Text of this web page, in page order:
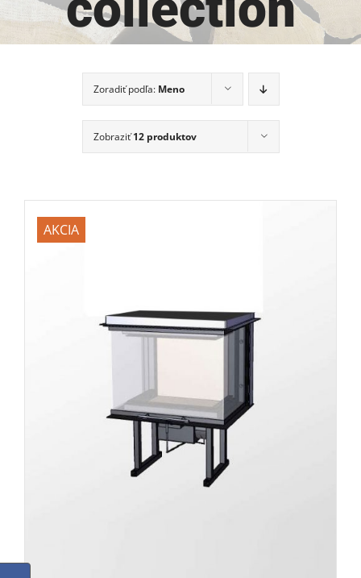
Zoradiť podľa: Meno
Zobraziť12 produktov
AKCIA